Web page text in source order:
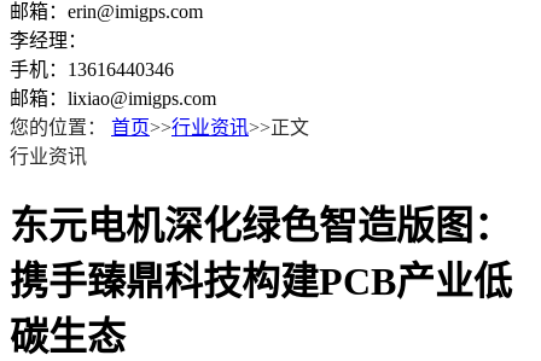
邮箱：erin@imigps.com
李经理：
手机：13616440346
邮箱：lixiao@imigps.com
您的位置：
首页>>行业资讯>>正文
行业资讯
东元电机深化绿色智造版图：
携手臻鼎科技构建PCB产业低
碳生态